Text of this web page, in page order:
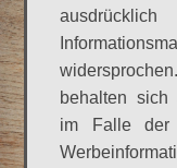
behalten sich
im Falle der